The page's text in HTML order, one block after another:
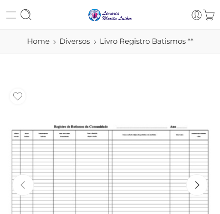
Home Diversos Livro Registro Batismos **